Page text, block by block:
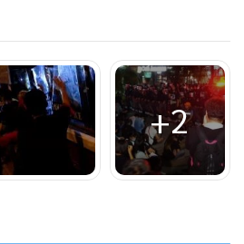
ายกรชนก แสนประเสริฐ 6. นายพชร
พธิเตมิย์
+2